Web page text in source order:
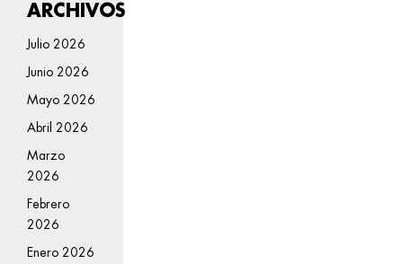
ARCHIVOS
Julio 2026
Junio 2026
Mayo 2026
Abril 2026
Marzo
2026
Febrero
2026
Enero 2026